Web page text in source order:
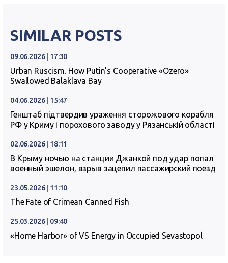
SIMILAR POSTS
09.06.2026 | 17:30
Urban Ruscism. How Putin’s Cooperative «Ozero»
Swallowed Balaklava Bay
04.06.2026 | 15:47
Генштаб підтвердив ураження сторожового корабля
РФ у Криму і порохового заводу у Рязанській області
02.06.2026 | 18:11
В Крыму ночью на станции Джанкой под удар попал
военный эшелон, взрыв зацепил пассажирский поезд
23.05.2026 | 11:10
The Fate of Crimean Canned Fish
25.03.2026 | 09:40
«Home Harbor» of VS Energy in Occupied Sevastopol